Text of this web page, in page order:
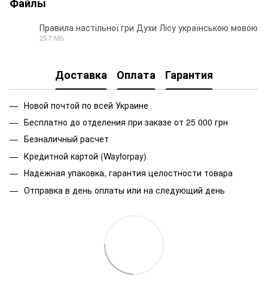
Правила настільної гри Духи Лісу українською мовою
25.7 МБ
Доставка Оплата Гарантия
Новой почтой по всей Украине
Бесплатно до отделения при заказе от 25 000 грн
Безналичный расчет
Кредитной картой (Wayforpay)
Надёжная упаковка, гарантия целостности товара
Отправка в день оплаты или на следующий день